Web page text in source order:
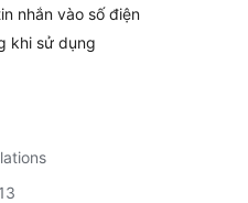
nhắn vào số điện
khi sử dụng